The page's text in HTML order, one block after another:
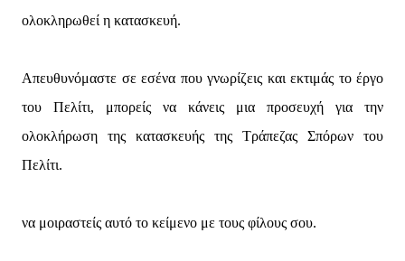
ολοκληρωθεί η κατασκευή.
Απευθυνόμαστε σε εσένα που γνωρίζεις και εκτιμάς το έργο
του Πελίτι, μπορείς να κάνεις μια προσευχή για την
ολοκλήρωση της κατασκευής της Τράπεζας Σπόρων του
Πελίτι.
να μοιραστείς αυτό το κείμενο με τους φίλους σου.